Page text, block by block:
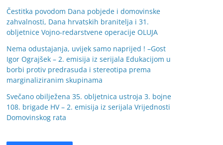
Čestitka povodom Dana pobjede i domovinske
zahvalnosti, Dana hrvatskih branitelja i 31.
obljetnice Vojno-redarstvene operacije OLUJA
Nema odustajanja, uvijek samo naprijed ! –Gost
Igor Ograjšek – 2. emisija iz serijala Edukacijom u
borbi protiv predrasuda i stereotipa prema
marginaliziranim skupinama
Svečano obilježena 35. obljetnica ustroja 3. bojne
108. brigade HV – 2. emisija iz serijala Vrijednosti
Domovinskog rata